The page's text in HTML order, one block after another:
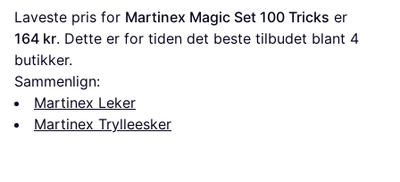
Laveste pris for Martinex Magic Set 100 Tricks
164 kr. Dette er for tiden det beste tilbudet blant 4
butikker.
Sammenlign:
Martinex Leker
Martinex Trylleesker